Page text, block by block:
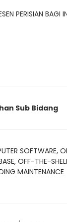
PERISIAN BAGI
Sub Bidang
SOFTWARE,
OFF-THE-
MAINTENANCE